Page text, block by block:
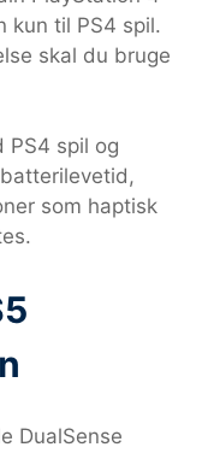
kun til PS4 spil.
skal du bruge
PS4 spil og
som haptisk
DualSense